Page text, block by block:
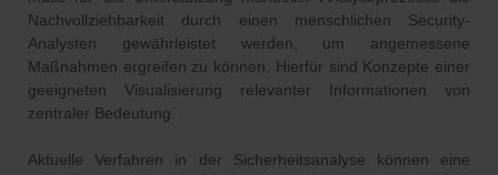
Nachvollziehbarkeit durch einen menschlichen Security-
Analysten gewährleistet werden, um angemessene
Maßnahmen ergreifen zu können. Hierfür sind Konzepte einer
geeigneten Visualisierung relevanter Informationen von
zentraler Bedeutung.
Aktuelle Verfahren in der Sicherheitsanalyse können eine